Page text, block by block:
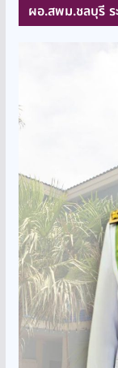
ผอ.สพม.ชลบุรี ร